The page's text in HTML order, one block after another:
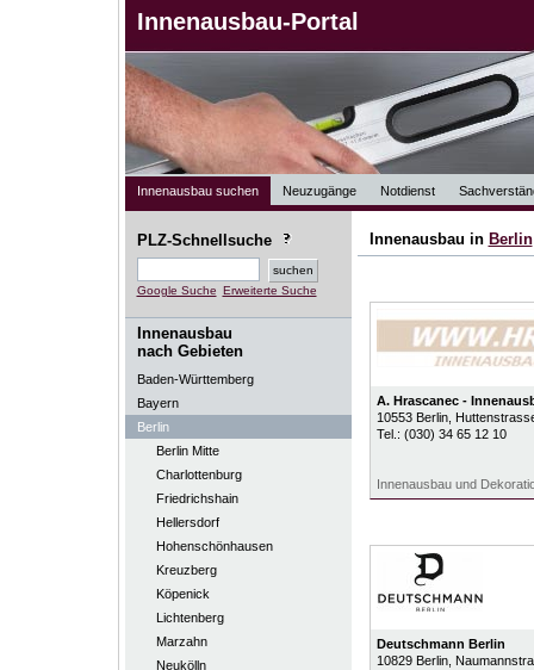
Innenausbau-Portal
Innenausbau suchen Neuzugänge Notdienst
PLZ-Schnellsuche
Google Suche Erweiterte Suche
Innenausbau
nach Gebieten
Baden-Württemberg
Bayern
Berlin
Berlin Mitte
Charlottenburg
Friedrichshain
Hellersdorf
Hohenschönhausen
Kreuzberg
Köpenick
Lichtenberg
Marzahn
Neukölln
Innenausbau in Berlin
A. Hrascanec -
10553 Berlin,
Tel.: (030) 34 65 12 10
Innenausbau und
Deutschmann Berlin
10829 Berlin,